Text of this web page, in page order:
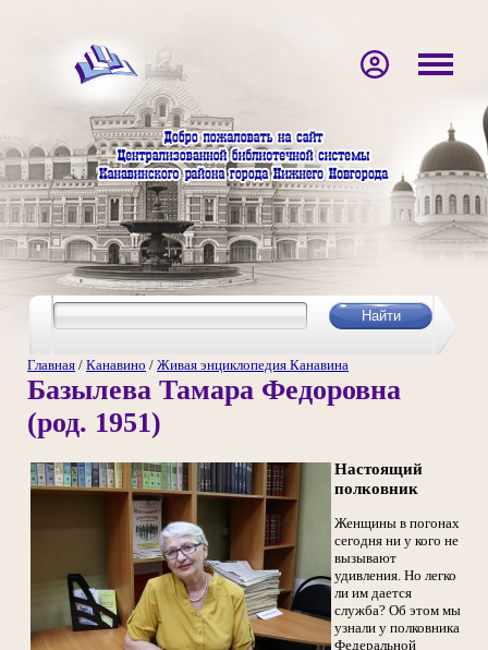
Главная / Канавино / Живая энциклопедия Канавина
Базылева Тамара Федоровна
(род. 1951)
Настоящий
полковник
Женщины в погонах
сегодня ни у кого не
вызывают
удивления. Но легко
ли им дается
служба? Об этом мы
узнали у полковника
Федеральной